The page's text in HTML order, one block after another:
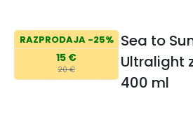
RAZPRODAJA -25%
15 €
20 €
Sea to
Ultralight
400 ml